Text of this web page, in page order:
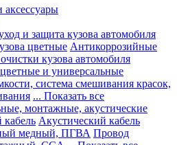
и защита кузова автомобиля
цветные Антикоррозийные
кузова автомобиля
и универсальные
система смешивания красок,
... Показать все
монтажные, акустические
Акустический кабель
медный, ПГВА Провод